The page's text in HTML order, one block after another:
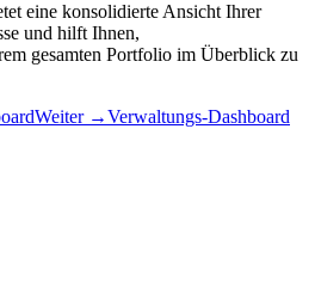
eine konsolidierte Ansicht Ihrer
und hilft Ihnen,
gesamten Portfolio im Überblick zu
Weiter→Verwaltungs-Dashboard